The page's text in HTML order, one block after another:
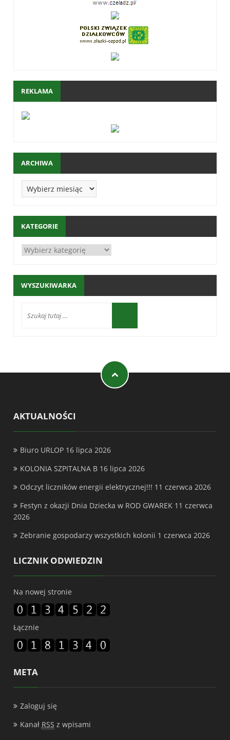
REKLAMA
ARCHIWA
KATEGORIE
WYSZUKIWARKA
AKTUALNOŚCI
Biuro URLOP 16 lipca 2026
KOLONIA SZPITALNA B 16 lipca 2026
Odczyt liczników energii elektrycznej!!! 11 czerwca 2026
Festyn z okazji Dnia Dziecka w ROD GWAREK 11 czerwca
2026
Zebranie gospodarzy wszystkich kolonii 1 czerwca 2026
LICZNIK ODWIEDZIN
Na nowej stronie
Łącznie
META
Zaloguj się
Kanał RSS z wpisami